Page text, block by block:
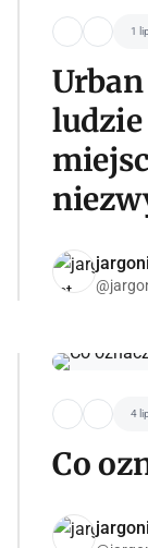
1
ludzie
4
Co